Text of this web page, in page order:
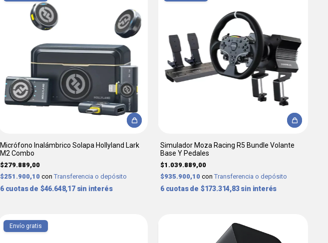
Micrófono Inalámbrico Solapa Hollyland Lark
M2 Combo
$279.889,00
$251.900,10 con Transferencia o depósito
6 $46.648,17 sin interés
Simulador Moza Racing R5 Bundle Volante
Base Y Pedales
$1.039.889,00
$935.900,10 con Transferencia o depósito
6 $173.314,83 sin interés
Envío gratis